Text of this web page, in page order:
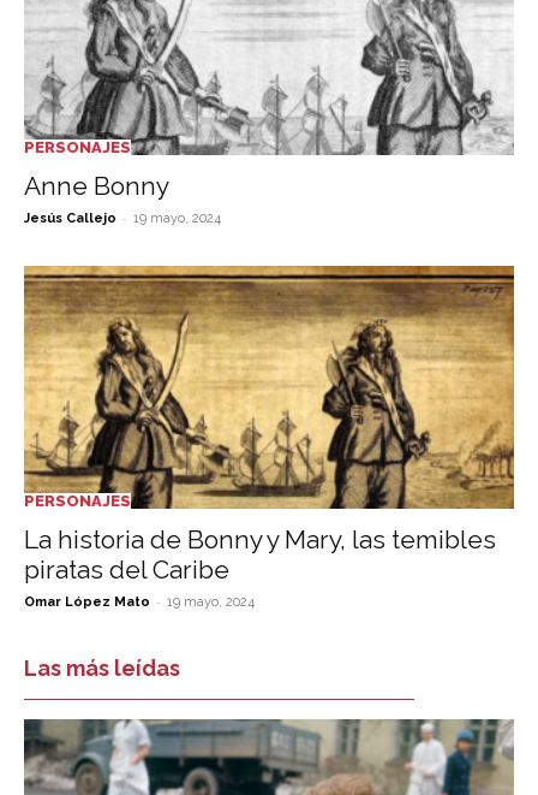
PERSONAJES
Anne Bonny
Jesús Callejo - 19 mayo, 2024
PERSONAJES
La historia de Bonny y Mary, las temibles
piratas del Caribe
Omar López Mato - 19 mayo, 2024
Las más leídas